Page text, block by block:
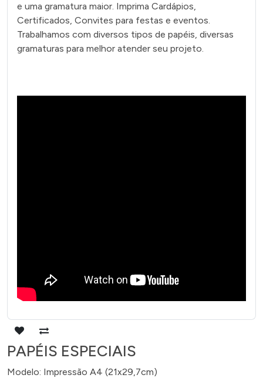
e uma gramatura maior. Imprima Cardápios,
Certificados, Convites para festas e eventos.
Trabalhamos com diversos tipos de papéis, diversas
gramaturas para melhor atender seu projeto.
PAPÉIS ESPECIAIS
Modelo: Impressão A4 (21x29,7cm)